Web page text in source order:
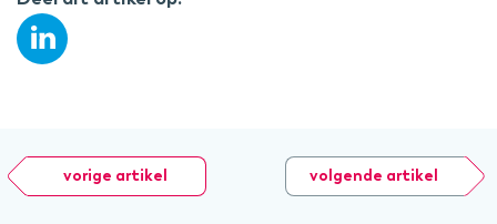
vorige artikel volgende artikel